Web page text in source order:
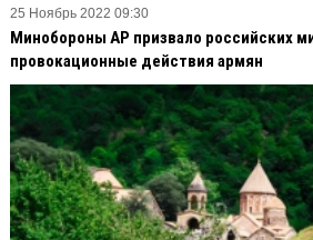
25 Ноябрь 2022 09:30
Минобороны АР призвало российских
провокационные действия армян